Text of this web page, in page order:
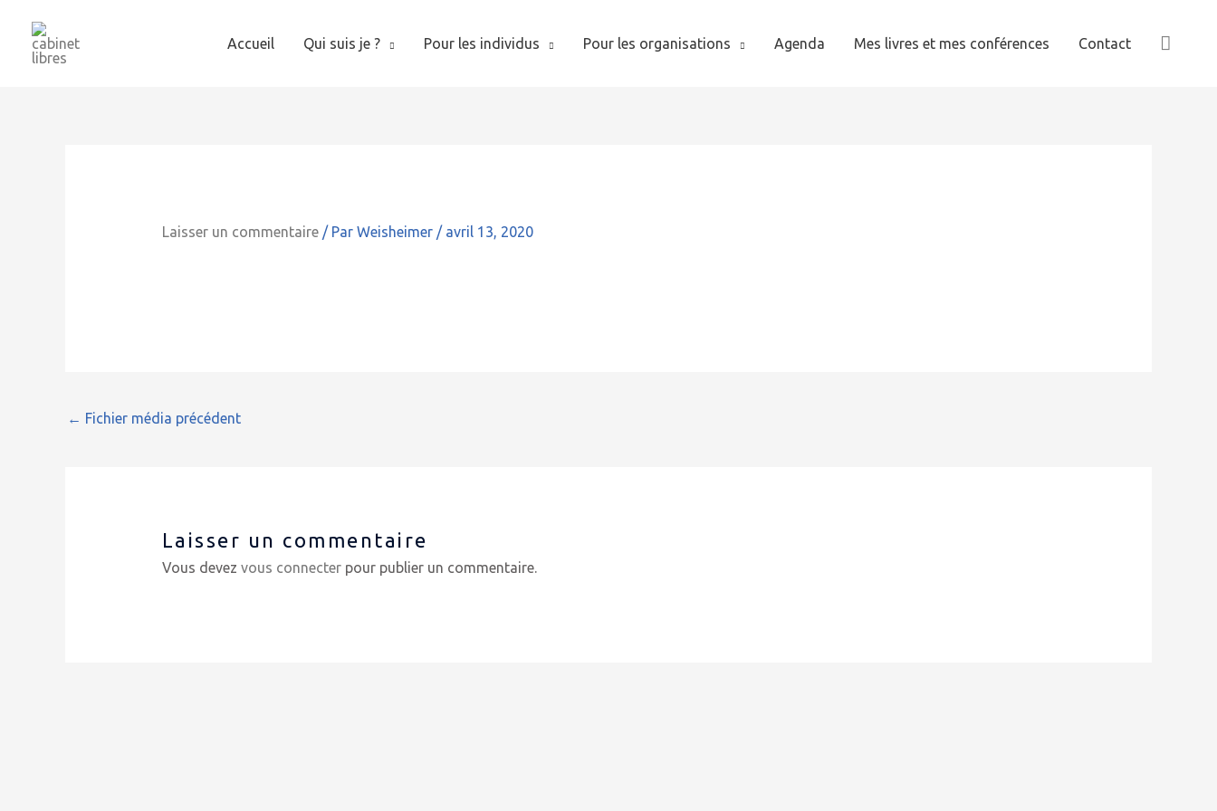
contenu
Accueil Qui suis je ? Pour les individus Pour les organisations Agenda Mes livres et mes conférences Contact
Laisser un commentaire / Par Weisheimer / avril 13, 2020
← Fichier média précédent
Laisser un commentaire
Vous devez vous connecterpour publier un commentaire.